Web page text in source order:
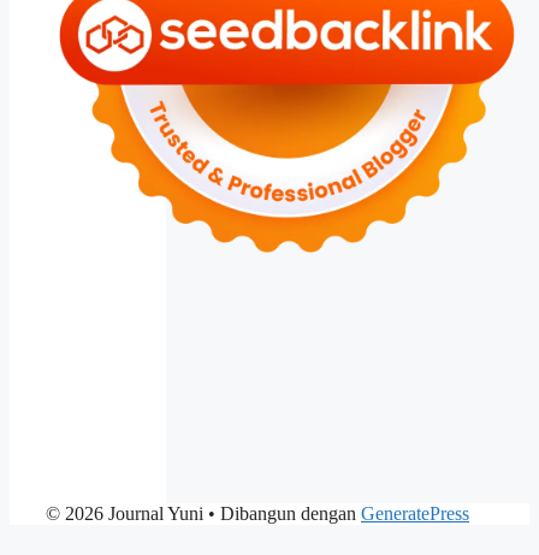
© 2026 Journal Yuni • Dibangun dengan GeneratePress